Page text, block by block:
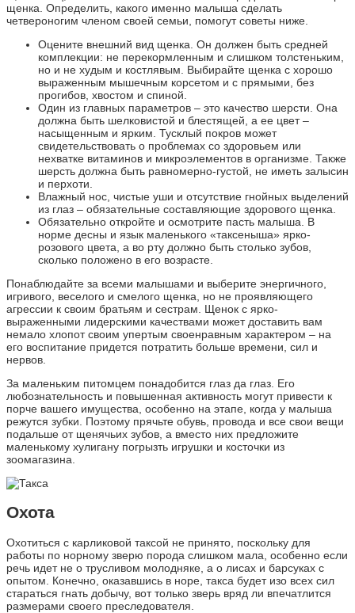
щенка. Определить, какого именно малыша сделать
четвероногим членом своей семьи, помогут советы ниже.
Оцените внешний вид щенка. Он должен быть средней
комплекции: не перекормленным и слишком толстеньким,
но и не худым и костлявым. Выбирайте щенка с хорошо
выраженным мышечным корсетом и с прямыми, без
прогибов, хвостом и спиной.
Один из главных параметров – это качество шерсти. Она
должна быть шелковистой и блестящей, а ее цвет –
насыщенным и ярким. Тусклый покров может
свидетельствовать о проблемах со здоровьем или
нехватке витаминов и микроэлементов в организме. Также
шерсть должна быть равномерно-густой, не иметь залысин
и перхоти.
Влажный нос, чистые уши и отсутствие гнойных выделений
из глаз – обязательные составляющие здорового щенка.
Обязательно откройте и осмотрите пасть малыша. В
норме десны и язык маленького «таксеныша» ярко-
розового цвета, а во рту должно быть столько зубов,
сколько положено в его возрасте.
Понаблюдайте за всеми малышами и выберите энергичного,
игривого, веселого и смелого щенка, но не проявляющего
агрессии к своим братьям и сестрам. Щенок с ярко-
выраженными лидерскими качествами может доставить вам
немало хлопот своим упертым своенравным характером – на
его воспитание придется потратить больше времени, сил и
нервов.
За маленьким питомцем понадобится глаз да глаз. Его
любознательность и повышенная активность могут привести к
порче вашего имущества, особенно на этапе, когда у малыша
режутся зубки. Поэтому прячьте обувь, провода и все свои вещи
подальше от щенячьих зубов, а вместо них предложите
маленькому хулигану погрызть игрушки и косточки из
зоомагазина.
Охота
Охотиться с карликовой таксой не принято, поскольку для
работы по норному зверю порода слишком мала, особенно если
речь идет не о трусливом молодняке, а о лисах и барсуках с
опытом. Конечно, оказавшись в норе, такса будет изо всех сил
стараться гнать добычу, вот только зверь вряд ли впечатлится
размерами своего преследователя.